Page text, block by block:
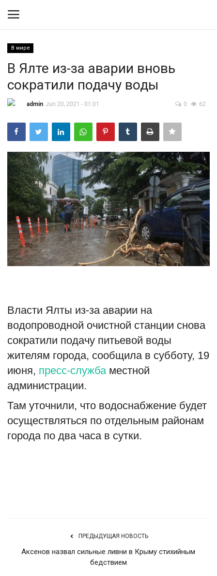
Контакты
Политика
Экономика
Технологии
Спорт
Туризм
Недвижимость
Здоровье
Образование
Шоу-бизнес
В мире
Россия
Язык
В мире
В Ялте из-за аварии вновь
сократили подачу воды
admin Jun 20, 2021 - 01:01 0 62
Власти Ялты из-за аварии на
водопроводной очистной станции снова
сократили подачу питьевой воды
жителям города, сообщила в субботу, 19
июня, пресс-служба местной
администрации.
Там уточнили, что водоснабжение будет
осуществляться по отдельным районам
города по два часа в сутки.
ПРЕДЫДУЩАЯ НОВОСТЬ
Аксенов назвал сильные ливни в Крыму стихийным
бедствием